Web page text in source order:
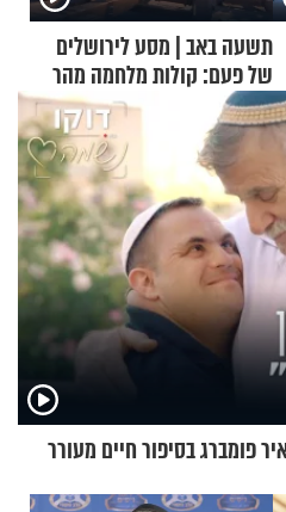
תשעה באב | מסע לירושלים
של פעם: קולות מלחמה מהר
הזיתים
פומברג בסיפור חיים מעורר